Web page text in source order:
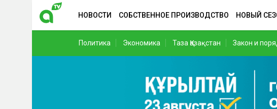
НОВОСТИ СОБСТВЕННОЕ ПРОИЗВОДСТВО НОВЫЙ
Политика Экономика Таза Қазақстан Закон и